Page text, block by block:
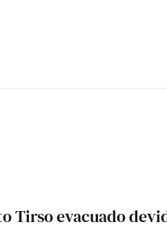
Tirso evacuado